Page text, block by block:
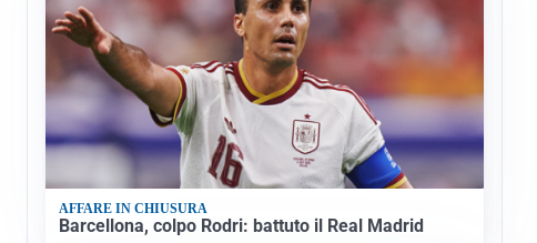
AFFARE IN CHIUSURA
Barcellona, colpo Rodri: battuto il Real Madrid